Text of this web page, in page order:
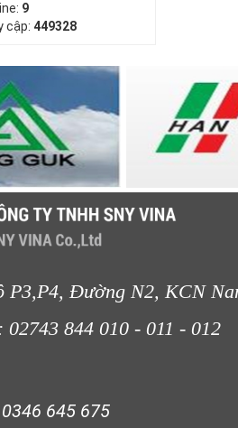
RÀO HÌNH VUÔNG
TRỒNG HẢI SẢN
CHE NẮNG
9
cập: 449328
Đường N2, KCN
02743 844 010 - 011 -
645 675